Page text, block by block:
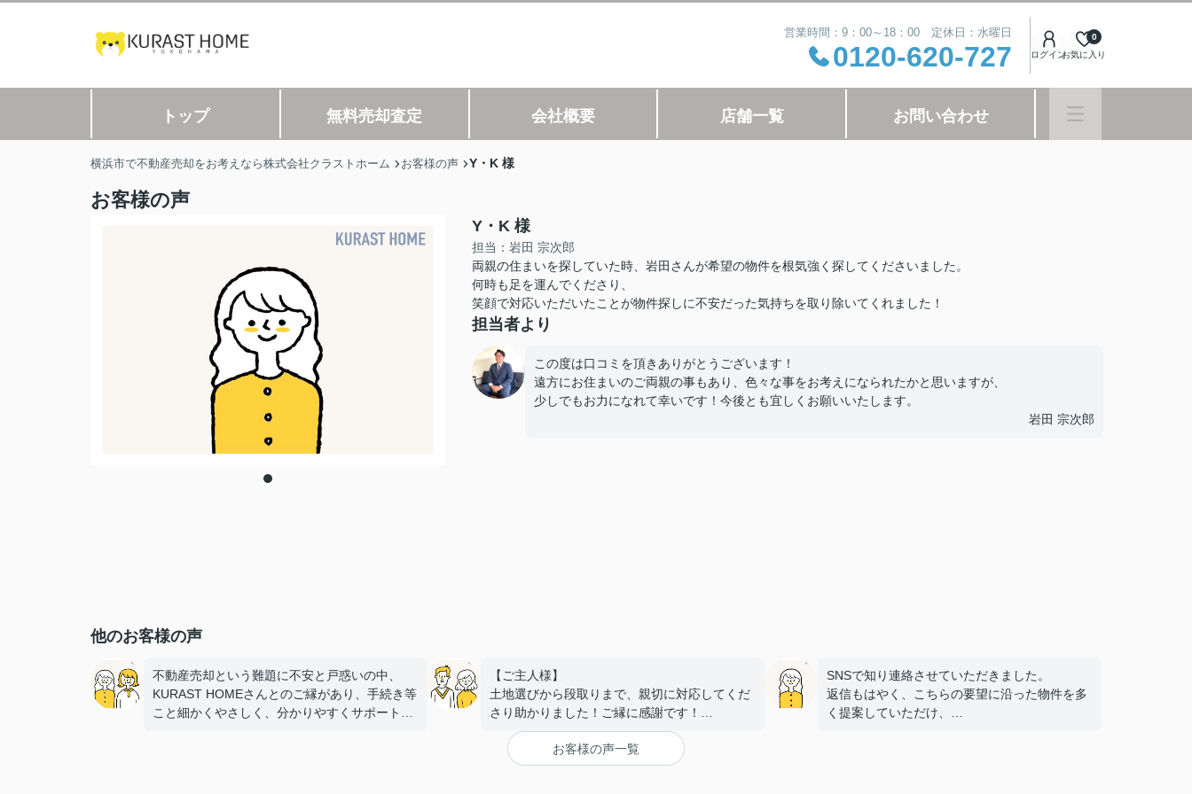
営業時間：9：00～18：00 定休日：水曜日
0120-620-727 ログインお気に入り
0
トップ 無料売却査定 会社概要 店舗一覧 お問い合わせ
横浜市で不動産売却をお考えなら株式会社クラストホーム お客様の声 Y・K 様
お客様の声
Y・K 様
担当：岩田 宗次郎
両親の住まいを探していた時、岩田さんが希望の物件を根気強く探してくださいました。
何時も足を運んでくださり、
笑顔で対応いただいたことが物件探しに不安だった気持ちを取り除いてくれました！
担当者より
この度は口コミを頂きありがとうございます！
遠方にお住まいのご両親の事もあり、色々な事をお考えになられたかと思いますが、
少しでもお力になれて幸いです！今後とも宜しくお願いいたします。
岩田 宗次郎
他のお客様の声
不動産売却という難題に不安と戸惑いの中、
KURAST HOMEさんとのご縁があり、手続き等
こと細かくやさしく、分かりやすくサポートし
【ご主人様】
土地選びから段取りまで、親切に対応してくだ
さり助かりました！ご縁に感謝です！
【奥様】
いつも笑顔で親身になってこちらの要望に寄り
添っていただき、
SNSで知り連絡させていただきました。
返信もはやく、こちらの要望に沿った物件を多
く提案していただけ、
お客様の声一覧